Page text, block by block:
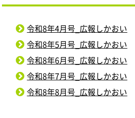
令和8年4月号_広報しかおい
令和8年5月号_広報しかおい
令和8年6月号_広報しかおい
令和8年7月号_広報しかおい
令和8年8月号_広報しかおい